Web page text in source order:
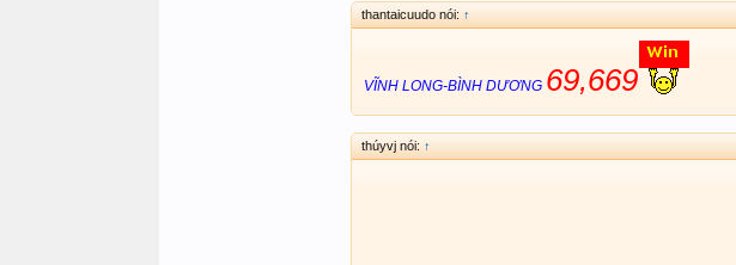
thantaicuudo nói: ↑
VĨNH LONG-BÌNH DƯƠNG 69,669
thúyvj nói: ↑